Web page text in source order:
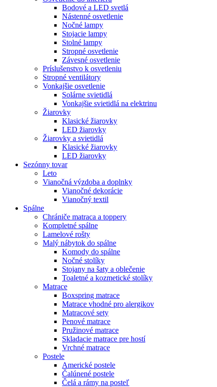
Bodové a LED svetlá
Nástenné osvetlenie
Nočné lampy
Stojacie lampy
Stolné lampy
Stropné osvetlenie
Závesné osvetlenie
Príslušenstvo k osvetleniu
Stropné ventilátory
Vonkajšie osvetlenie
Solárne svietidlá
Vonkajšie svietidlá na elektrinu
Žiarovky
Klasické žiarovky
LED žiarovky
Žiarovky a svietidlá
Klasické žiarovky
LED žiarovky
Sezónny tovar
Leto
Vianočná výzdoba a doplnky
Vianočné dekorácie
Vianočný textil
Spálne
Chrániče matraca a toppery
Kompletné spálne
Lamelové rošty
Malý nábytok do spálne
Komody do spálne
Nočné stolíky
Stojany na šaty a oblečenie
Toaletné a kozmetické stolíky
Matrace
Boxspring matrace
Matrace vhodné pro alergikov
Matracové sety
Penové matrace
Pružinové matrace
Skladacie matrace pre hostí
Vrchné matrace
Postele
Americké postele
Čalúnené postele
Čelá a rámy na posteľ